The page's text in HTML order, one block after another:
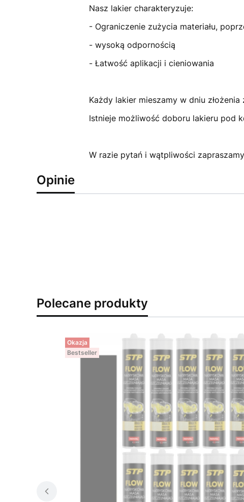
Nasz lakier charakteryzuje:
- Ograniczenie zużycia materiału,
- wysoką odpornością
- Łatwość aplikacji i cieniowania
Każdy lakier mieszamy w dniu złożenia
Istnieje możliwość doboru lakieru pod
W razie pytań i wątpliwości
Opinie
Polecane produkty
Okazja
Bestseller